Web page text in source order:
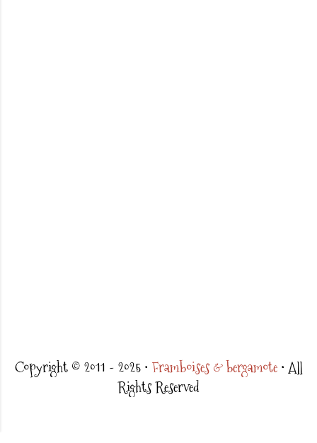
Copyright © 2011 - 2025 • Framboises & bergamote• All
Rights Reserved